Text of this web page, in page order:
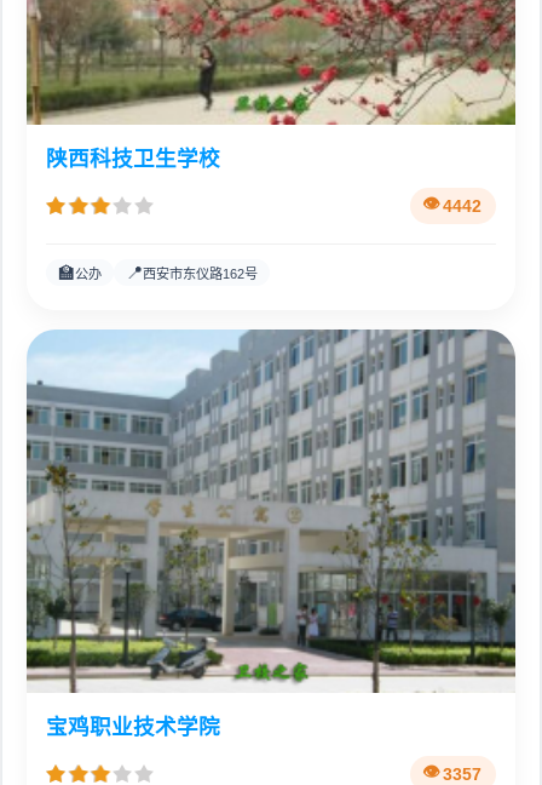
陕西科技卫生学校
4442
🏫公办 📍西安市东仪路162号
宝鸡职业技术学院
3357